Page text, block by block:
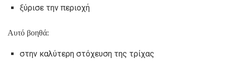
ξύρισε την περιοχή
Αυτό βοηθά:
στην καλύτερη στόχευση της τρίχας